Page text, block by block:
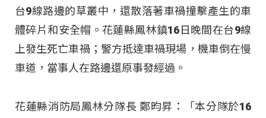
台9線路邊的草叢中，還散落著車禍撞擊產生的車
體碎片和安全帽。花蓮縣鳳林鎮16日晚間在台9線
上發生死亡車禍；警方抵達車禍現場，機車倒在慢
車道，當事人在路邊還原事發經過。
花蓮縣消防局鳳林分隊長 鄭昀昇：「本分隊於16